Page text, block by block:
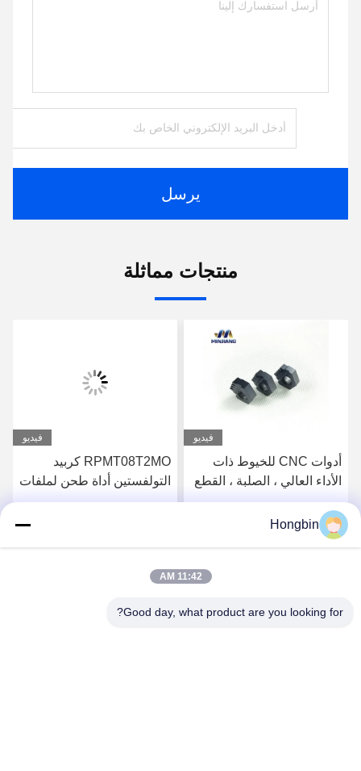
يرسل
منتجات مماثلة
فيديو
أدوات CNC للخيوط ذات
الأداء العالي ، الصلبة ، القطع
الدقيق
فيديو
RPMT08T2MO كربيد
التولفستين أداة طحن لملفات
الصلب
Hongbin
11:42 AM
Good day, what product are you looking for?